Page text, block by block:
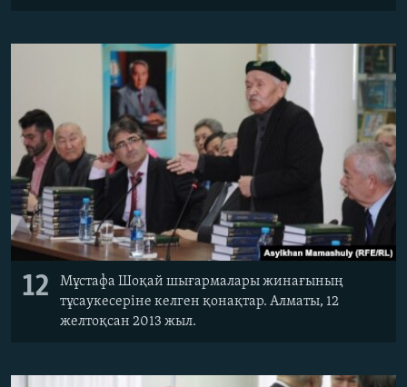
12
Мұстафа Шоқай шығармалары жинағының
тұсаукесеріне келген қонақтар. Алматы, 12
желтоқсан 2013 жыл.